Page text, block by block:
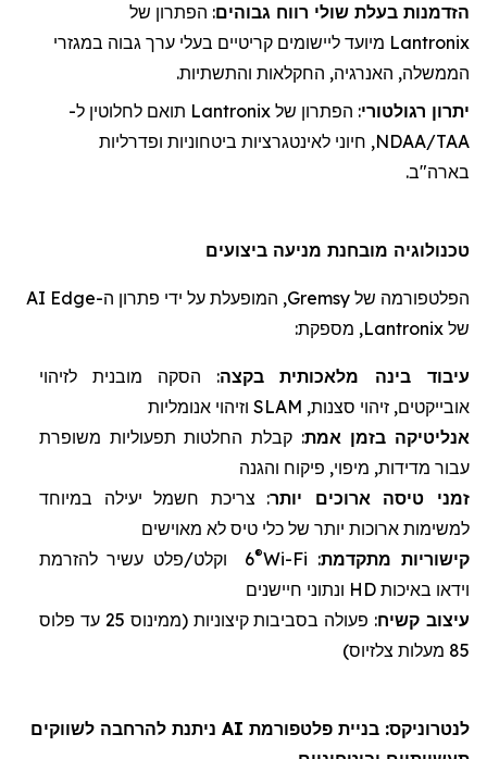
הזדמנות בעלת שולי רווח גבוהים: הפתרון של
Lantronix מיועד ליישומים קריטיים בעלי ערך גבוה במגזרי
הממשלה, האנרגיה, החקלאות והתשתיות.
יתרון רגולטורי: הפתרון של Lantronix תואם לחלוטין ל-
NDAA/TAA, חיוני לאינטגרציות ביטחוניות ופדרליות
בארה"ב.
טכנולוגיה מובחנת מניעה ביצועים
הפלטפורמה של Gremsy, המופעלת על ידי פתרון ה-Edge
AI
של Lantronix, מספקת:
עיבוד בינה מלאכותיתבקצה: הסקה מובנית לזיהוי
אובייקטים, זיהוי סצנות, SLAM וזיהוי אנומליות
אנליטיקה בזמן אמת: קבלת החלטות תפעוליות משופרת
עבור מדידות, מיפוי, פיקוח והגנה
זמני טיסה ארוכים יותר: צריכת חשמל יעילה במיוחד
למשימות ארוכות יותר של כלי טיס לא מאוישים
קישוריות מתקדמת:
Wi-Fi
®
6
וקלט/פלט עשיר להזרמת
וידאו באיכות HD ונתוני חיישנים
עיצוב קשיח: פעולה בסביבות קיצוניות (
ממינוס 25 עד פלוס
85 מעלות צלזיוס)
לנטרוניקס
: בניית פלטפורמת AI ניתנת להרחבה לשווקים